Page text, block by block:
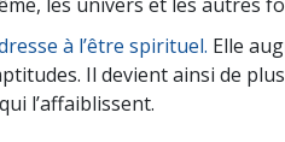
à l’être spirituel. Elle
Il devient ainsi de
l’affaiblissent.